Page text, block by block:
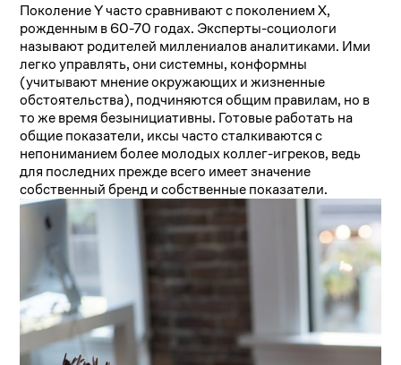
Поколение Y часто сравнивают с поколением X,
рожденным в 60-70 годах. Эксперты-социологи
называют родителей миллениалов аналитиками. Ими
легко управлять, они системны, конформны
(учитывают мнение окружающих и жизненные
обстоятельства), подчиняются общим правилам, но в
то же время безынициативны. Готовые работать на
общие показатели, иксы часто сталкиваются с
непониманием более молодых коллег-игреков, ведь
для последних прежде всего имеет значение
собственный бренд и собственные показатели.